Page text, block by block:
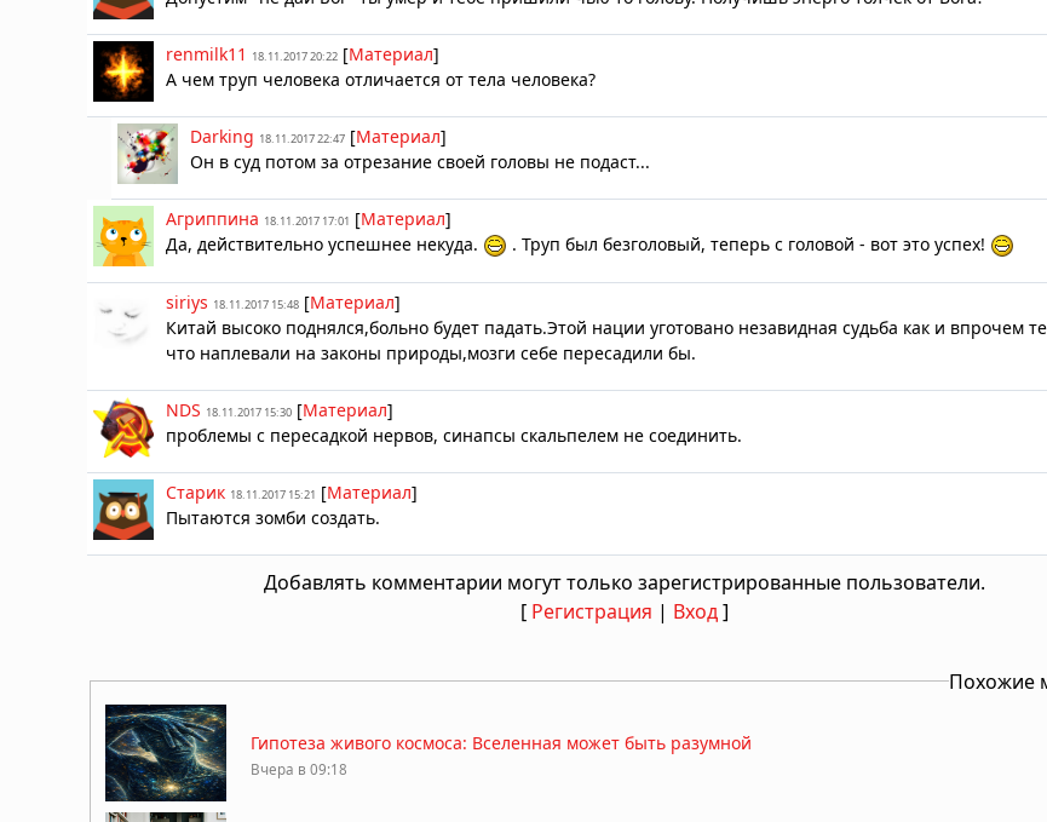
renmilk11 18.11.2017 20:22 [Материал]
А чем труп человека отличается от тела человека?
Darking 18.11.2017 22:47 [Материал]
Он в суд потом за отрезание своей головы не подаст...
Агриппина 18.11.2017 17:01 [Материал]
Да, действительно успешнее некуда.
. Труп был безголовый, теперь с головой - вот это успех!
siriys 18.11.2017 15:48 [Материал]
Китай высоко поднялся,больно будет падать.Этой нации уготовано незавидная судьба как и впрочем
что наплевали на законы природы,мозги себе пересадили бы.
NDS 18.11.2017 15:30 [Материал]
проблемы с пересадкой нервов, синапсы скальпелем не соединить.
Старик 18.11.2017 15:21 [Материал]
Пытаются зомби создать.
Добавлять комментарии могут только зарегистрированные пользователи.
[ Регистрация | Вход]
Похожие
Гипотеза живого космоса: Вселенная может быть разумной
Вчера в 09:18